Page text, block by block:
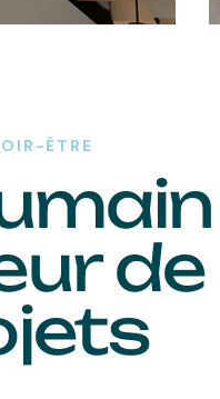
ÊTRE